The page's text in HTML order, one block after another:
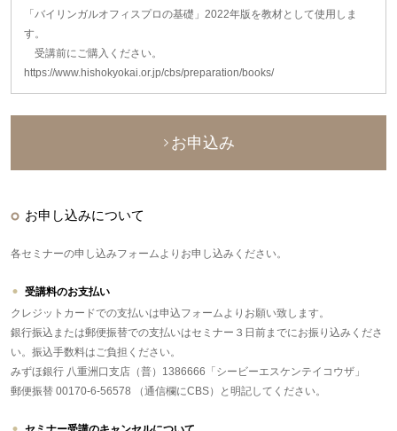
「バイリンガルオフィスプロの基礎」2022年版を教材として使用しま
す。
受講前にご購入ください。
https://www.hishokyokai.or.jp/cbs/preparation/books/
お申込み
お申し込みについて
各セミナーの申し込みフォームよりお申し込みください。
受講料のお支払い
クレジットカードでの支払いは申込フォームよりお願い致します。
銀行振込または郵便振替での支払いはセミナー３日前までにお振り込みくださ
い。振込手数料はご負担ください。
みずほ銀行 八重洲口支店（普）1386666「シービーエスケンテイコウザ」
郵便振替 00170-6-56578 （通信欄にCBS）と明記してください。